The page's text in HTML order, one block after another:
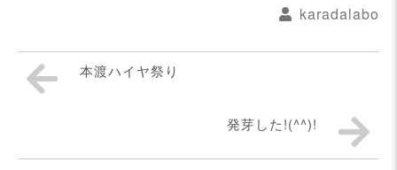
karadalabo
本渡ハイヤ祭り
発芽した!(^^)!